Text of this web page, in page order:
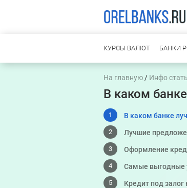
КУРСЫ ВАЛЮТ БАНКИ
На главную / Инфо
В каком
В каком банке
Лучшие
Оформление
Самые выгодные
Кредит под